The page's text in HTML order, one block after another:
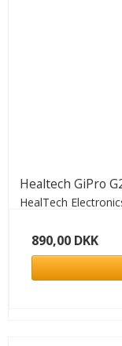
Healtech GiPro
HealTech
890,00 DKK